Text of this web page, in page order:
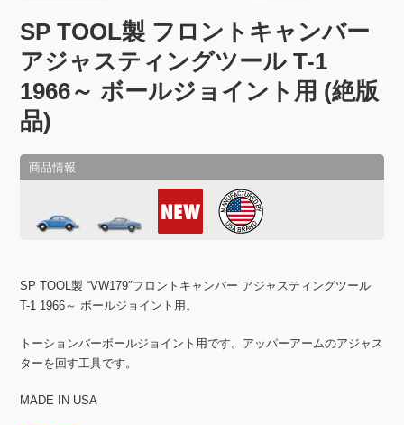
SP TOOL製 フロントキャンバー
アジャスティングツール T-1
1966～ ボールジョイント用 (絶版
品)
SP TOOL製 “VW179″フロントキャンバー アジャスティングツール
T-1 1966～ ボールジョイント用。
トーションバーボールジョイント用です。アッパーアームのアジャス
ターを回す工具です。
MADE IN USA